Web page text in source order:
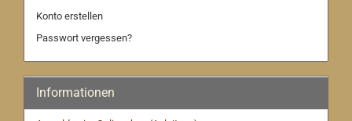
Konto erstellen
Passwort vergessen?
Informationen